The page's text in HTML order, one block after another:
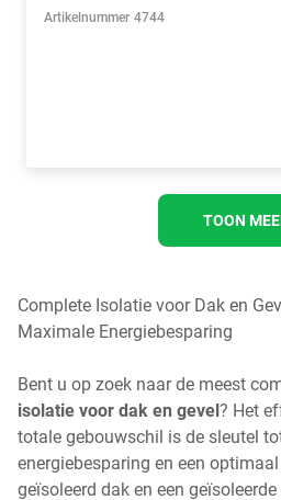
Artikelnummer 4744
TOON
Complete Isolatie voor Dak en
Maximale Energiebesparing
Bent u op zoek naar de meest
isolatie voor dak en gevel? Het
totale gebouwschil is de sleutel
energiebesparing en een
geïsoleerd dak en een